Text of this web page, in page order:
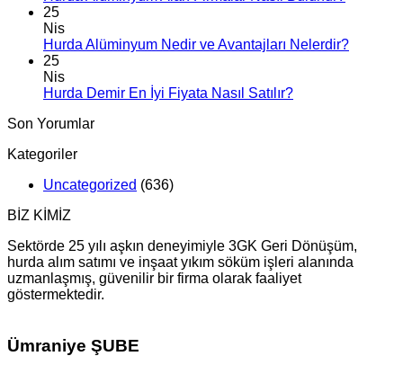
25
Nis
Hurda Alüminyum Nedir ve Avantajları Nelerdir?
25
Nis
Hurda Demir En İyi Fiyata Nasıl Satılır?
Son Yorumlar
Kategoriler
Uncategorized (636)
BİZ KİMİZ
Sektörde 25 yılı aşkın deneyimiyle 3GK Geri Dönüşüm,
hurda alım satımı ve inşaat yıkım söküm işleri alanında
uzmanlaşmış, güvenilir bir firma olarak faaliyet
göstermektedir.
Ümraniye ŞUBE